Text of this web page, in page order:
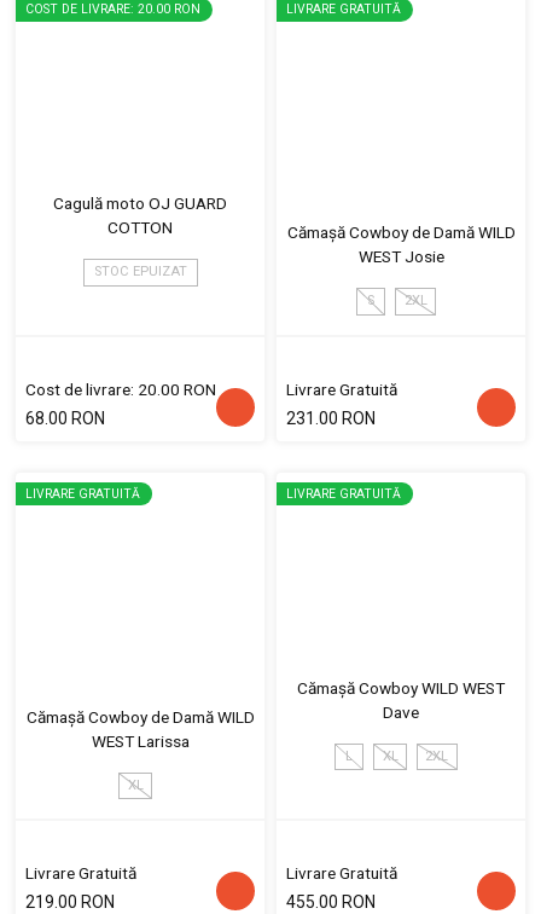
COST DE LIVRARE: 20.00 RON
Cagulă moto OJ GUARD
COTTON
STOC EPUIZAT
Cost de livrare: 20.00 RON
68.00 RON
LIVRARE GRATUITĂ
Cămașă Cowboy de Damă WILD
WEST Josie
S 2XL
Livrare Gratuită
231.00 RON
LIVRARE GRATUITĂ
Cămașă Cowboy de Damă WILD
WEST Larissa
XL
Livrare Gratuită
219.00 RON
LIVRARE GRATUITĂ
Cămașă Cowboy WILD WEST
Dave
L XL 2XL
Livrare Gratuită
455.00 RON